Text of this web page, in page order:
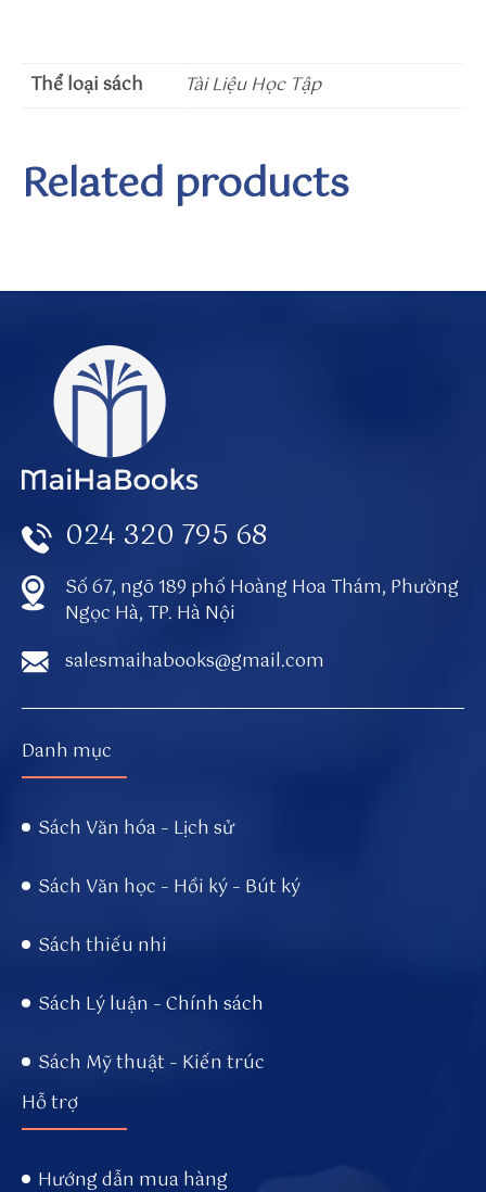
p
s:
//
w
w.
n
oj
ct
o
m
/
u
r/
01
5
0
5
6/
s
n
in
to
Thể loại sách Tài Liệu Học Tập
Related products
024 320 795 68
Số 67, ngõ 189 phố Hoàng Hoa Thám, Phường
Ngọc Hà, TP. Hà Nội
salesmaihabooks@gmail.com
Danh mục
Sách Văn hóa – Lịch sử
Sách Văn học – Hồi ký – Bút ký
Sách thiếu nhi
Sách Lý luận – Chính sách
Sách Mỹ thuật – Kiến trúc
Hỗ trợ
Hướng dẫn mua hàng